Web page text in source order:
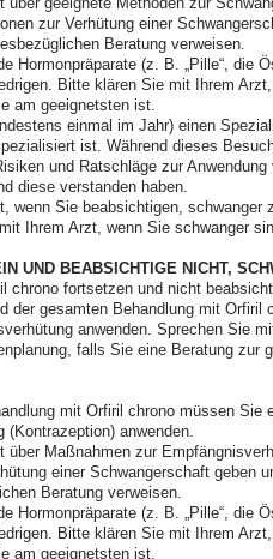
zur Verhütung einer
Beratung verweisen.
Hormonpräparate (z. B. „Pille“, die
Bitte klären Sie mit Ihrem
am geeignetsten ist.
einmal im Jahr) einen
ist. Während dieses
und Ratschläge zur Anwendung
diese verstanden haben.
wenn Sie beabsichtigen, schwanger
Ihrem Arzt, wenn Sie schwanger
UND BEABSICHTIGE NICHT,
chrono fortsetzen und nicht
der gesamten Behandlung mit Orfiril
anwenden. Sprechen Sie
falls Sie eine Beratung zur
mit Orfiril chrono müssen Sie
(Kontrazeption) anwenden.
über Maßnahmen zur
einer Schwangerschaft geben
Beratung verweisen.
Hormonpräparate (z. B. „Pille“, die
Bitte klären Sie mit Ihrem
am geeignetsten ist.